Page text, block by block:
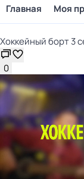
Главная Моя
Хоккейный борт 3
0